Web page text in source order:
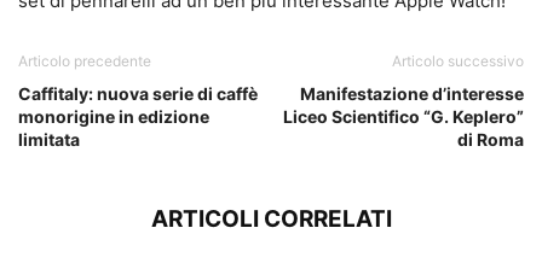
Articolo precedente
Caffitaly: nuova serie di caffè
monorigine in edizione
limitata
Articolo successivo
Manifestazione d’interesse
Liceo Scientifico “G. Keplero”
di Roma
ARTICOLI CORRELATI